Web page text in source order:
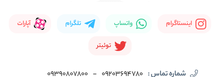
اینستاگرام واتساپ تلگرام آپارات
توئیتر